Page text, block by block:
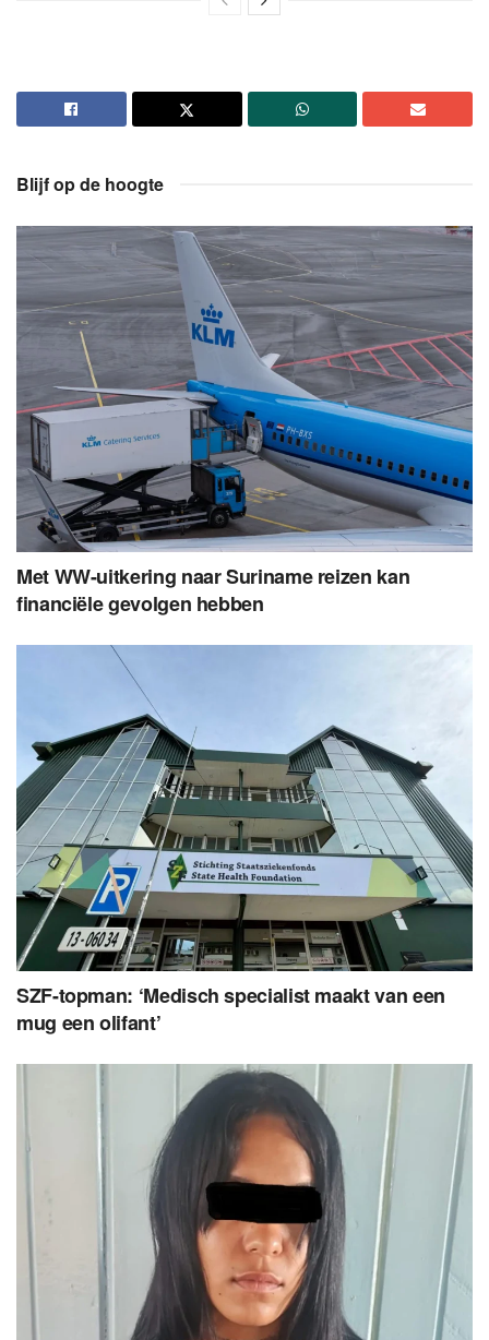
Blijf op de hoogte
Met WW-uitkering naar Suriname reizen kan
financiële gevolgen hebben
SZF-topman: ‘Medisch specialist maakt van een
mug een olifant’